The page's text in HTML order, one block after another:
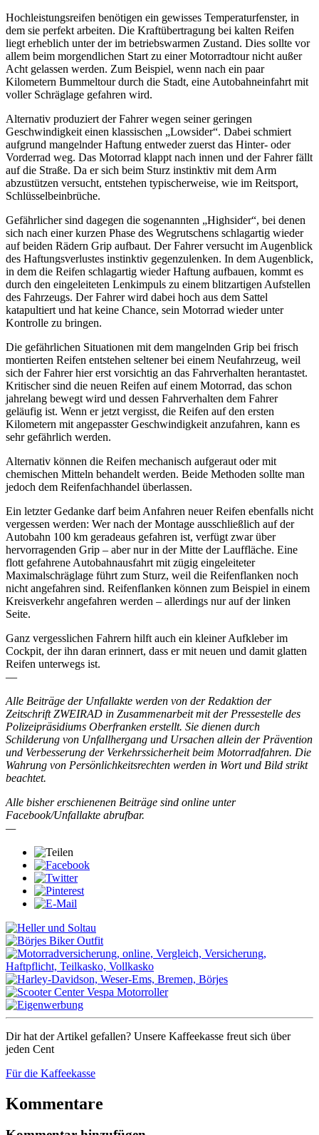
Hochleistungsreifen benötigen ein gewisses Temperaturfenster, in
dem sie perfekt arbeiten. Die Kraftübertragung bei kalten Reifen
liegt erheblich unter der im betriebswarmen Zustand. Dies sollte vor
allem beim morgendlichen Start zu einer Motorradtour nicht außer
Acht gelassen werden. Zum Beispiel, wenn nach ein paar
Kilometern Bummeltour durch die Stadt, eine Autobahneinfahrt mit
voller Schräglage gefahren wird.
Alternativ produziert der Fahrer wegen seiner geringen
Geschwindigkeit einen klassischen „Lowsider“. Dabei schmiert
aufgrund mangelnder Haftung entweder zuerst das Hinter- oder
Vorderrad weg. Das Motorrad klappt nach innen und der Fahrer fällt
auf die Straße. Da er sich beim Sturz instinktiv mit dem Arm
abzustützen versucht, entstehen typischerweise, wie im Reitsport,
Schlüsselbeinbrüche.
Gefährlicher sind dagegen die sogenannten „Highsider“, bei denen
sich nach einer kurzen Phase des Wegrutschens schlagartig wieder
auf beiden Rädern Grip aufbaut. Der Fahrer versucht im Augenblick
des Haftungsverlustes instinktiv gegenzulenken. In dem Augenblick,
in dem die Reifen schlagartig wieder Haftung aufbauen, kommt es
durch den eingeleiteten Lenk­impuls zu einem blitzartigen Aufstellen
des Fahrzeugs. Der Fahrer wird dabei hoch aus dem Sattel
katapultiert und hat keine Chance, sein Motorrad wieder unter
Kontrolle zu bringen.
Die gefährlichen Situationen mit dem mangelnden Grip bei frisch
montierten Reifen entstehen seltener bei einem Neufahrzeug, weil
sich der Fahrer hier erst vorsichtig an das Fahrverhalten he­rantastet.
Kritischer sind die neuen Reifen auf einem Motorrad, das schon
jahrelang bewegt wird und dessen Fahrverhalten dem Fahrer
geläufig ist. Wenn er jetzt vergisst, die Reifen auf den ersten
Kilometern mit angepasster Geschwindigkeit anzufahren, kann es
sehr gefährlich werden.
Alternativ können die Reifen mechanisch aufgeraut oder mit
chemischen Mitteln behandelt werden. Beide Methoden sollte man
jedoch dem Reifenfachhandel überlassen.
Ein letzter Gedanke darf beim Anfahren neuer Reifen ebenfalls nicht
vergessen werden: Wer nach der Montage ausschließlich auf der
Autobahn 100 km geradeaus gefahren ist, verfügt zwar über
hervorragenden Grip – aber nur in der Mitte der Lauffläche. Eine
flott gefahrene Autobahnausfahrt mit zügig eingeleiteter
Maximalschräglage führt zum Sturz, weil die Reifenflanken noch
nicht angefahren sind. Reifenflanken können zum Beispiel in einem
Kreisverkehr angefahren werden – allerdings nur auf der linken
Seite.
Ganz vergesslichen Fahrern hilft auch ein kleiner Aufkleber im
Cockpit, der ihn daran erinnert, dass er mit neuen und damit glatten
Reifen unterwegs ist.
—
Alle Beiträge der Unfallakte werden von der Redaktion der
Zeitschrift ZWEIRAD in Zusammenarbeit mit der Pressestelle des
Polizeipräsidiums Oberfranken erstellt. Sie dienen durch
Schilderung von Unfallhergang und Ursachen allein der Prävention
und Verbesserung der Verkehrssicherheit beim Motorradfahren. Die
Wahrung von Persönlichkeitsrechten werden in Wort und Bild strikt
beachtet.
Alle bisher erschienenen Beiträge sind online unter
Facebook/Unfallakte abrufbar.
—
Dir hat der Artikel gefallen? Unsere Kaffeekasse freut sich über
jeden Cent
Für die Kaffeekasse
Kommentare